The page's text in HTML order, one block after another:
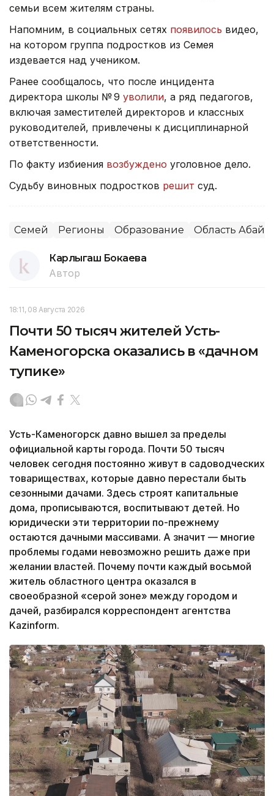
семьи всем жителям страны.
Напомним, в социальных сетях появилось видео,
на котором группа подростков из Семея
издевается над учеником.
Ранее сообщалось, что после инцидента
директора школы № 9 уволили, а ряд педагогов,
включая заместителей директоров и классных
руководителей, привлечены к дисциплинарной
ответственности.
По факту избиения возбуждено уголовное дело.
Судьбу виновных подростков решит суд.
Семей Регионы Образование Область Абай
Карлыгаш Бокаева
Автор
18:11, 08 Августа 2026
Почти 50 тысяч жителей Усть-
Каменогорска оказались в «дачном
тупике»
Усть-Каменогорск давно вышел за пределы
официальной карты города. Почти 50 тысяч
человек сегодня постоянно живут в садоводческих
товариществах, которые давно перестали быть
сезонными дачами. Здесь строят капитальные
дома, прописываются, воспитывают детей. Но
юридически эти территории по-прежнему
остаются дачными массивами. А значит — многие
проблемы годами невозможно решить даже при
желании властей. Почему почти каждый восьмой
житель областного центра оказался в
своеобразной «серой зоне» между городом и
дачей, разбирался корреспондент агентства
Kazinform.